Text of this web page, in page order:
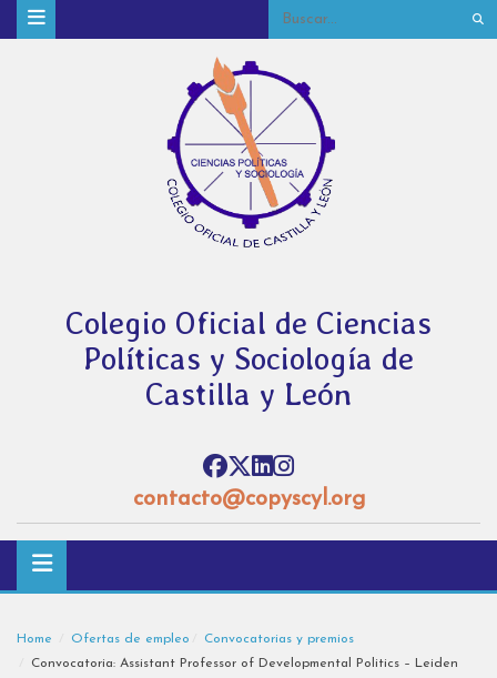
Colegio Oficial de Ciencias
Políticas y Sociología de
Castilla y León
contacto@copyscyl.org
Home Ofertas de empleo
Convocatorias y premios
Convocatoria: Assistant Professor of Developmental Politics – Leiden